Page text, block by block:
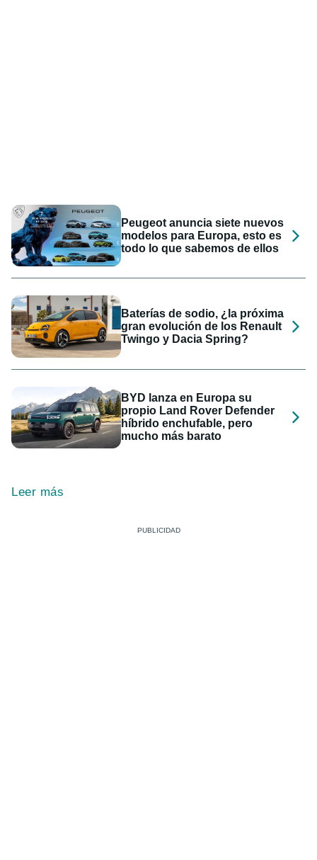
Peugeot anuncia siete nuevos
modelos para Europa, esto es
todo lo que sabemos de ellos
Baterías de sodio, ¿la próxima
gran evolución de los Renault
Twingo y Dacia Spring?
BYD lanza en Europa su
propio Land Rover Defender
híbrido enchufable, pero
mucho más barato
Leer más